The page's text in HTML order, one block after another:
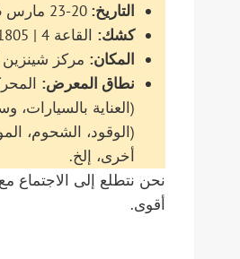
التاريخ:20-23 مارس 2026
كشك: القاعة 4 | 41805
المكان: مركز شينزين
نطاق المعرض:
(العناية بالسيارات،
(الوقود، الشحوم،
أخرى، إلخ.
نحن نتطلع إلى الاجتماع
أقوى.